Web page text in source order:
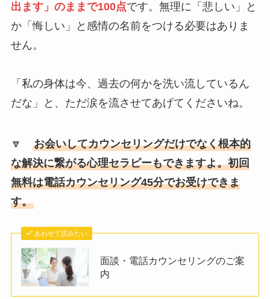
出ます」のままで100点です。無理に「悲しい」と
か「悔しい」と感情の名前をつける必要はありま
せん。
「私の身体は今、過去の何かを洗い流しているん
だな」と、ただ涙を流させてあげてくださいね。
🔽 お会いしてカウンセリングだけでなく根本的
な解決に繋がる心理セラピーもできますよ。初回
無料は電話カウンセリング45分でお受けできま
す。
あわせて読みたい
面談・電話カウンセリングのご案
内